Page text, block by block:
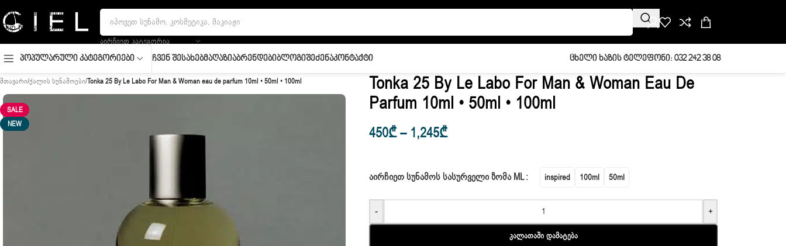
Skip to navigation
Skip to main content
ᲐᲘᲠᲩᲘᲔᲗ ᲙᲐᲢᲔᲒᲝᲠᲘᲐ
Პოპულარული Კატეგორიები Ჩვენ ᲨესახებᲛაღაზიაᲑრენდებიᲑლოგიᲨეძენაᲙონტაქტი Ცხელი Ხაზის Ტელეფონი: 032 242 38 08
მთავარი/ქალის სუნამოები/Tonka 25 By Le Labo For Man & Woman eau de parfum 10ml • 50ml • 100ml
SALE
NEW
Tonka 25 By Le Labo For Man & Woman Eau De
Parfum 10ml • 50ml • 100ml
450₾– 1,245₾
ᲐᲘᲠᲩᲘᲔᲗ ᲡᲣᲜᲐᲛᲝᲡ ᲡᲐᲡᲣᲠᲕᲔᲚᲘ ᲖᲝᲛᲐ ML inspired 100ml 50ml
- +
Კალათაში Დამატება